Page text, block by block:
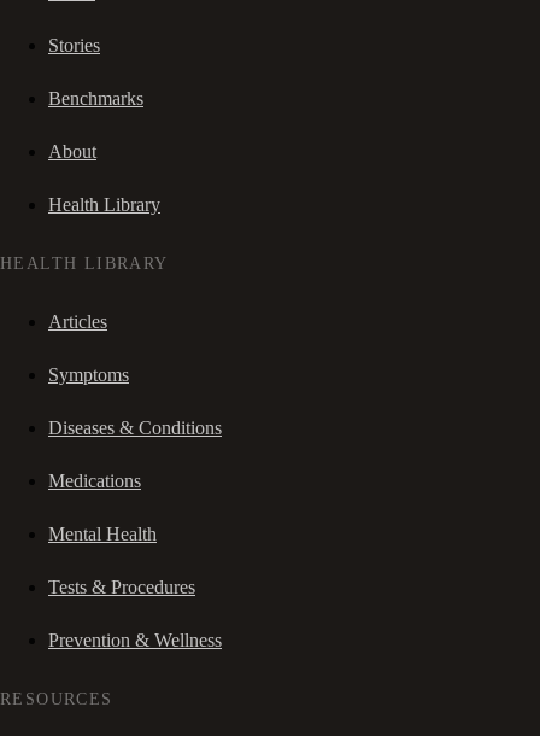
Stories
Benchmarks
About
Health Library
HEALTH LIBRARY
Articles
Symptoms
Diseases & Conditions
Medications
Mental Health
Tests & Procedures
Prevention & Wellness
RESOURCES